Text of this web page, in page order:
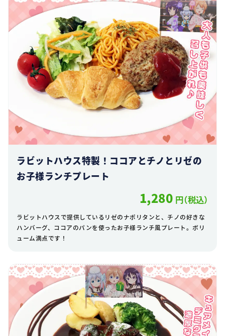
ラビットハウス特製！ココアとチノとリゼの
お子様ランチプレート
1,280 円（税込）
ラビットハウスで提供しているリゼのナポリタンと、チノの好きな
ハンバーグ、ココアのパンを使ったお子様ランチ風プレート。ボリ
ューム満点です！